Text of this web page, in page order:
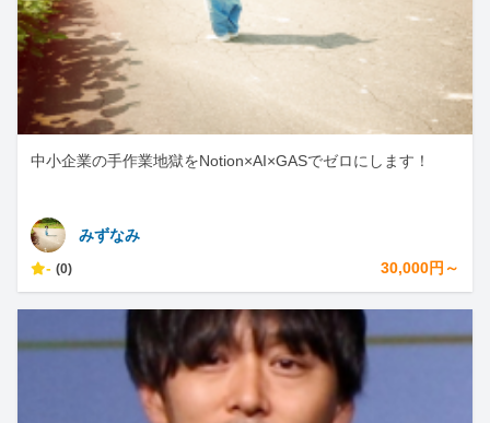
中小企業の手作業地獄をNotion×AI×GASでゼロにします！
みずなみ
- (0) 30,000円～